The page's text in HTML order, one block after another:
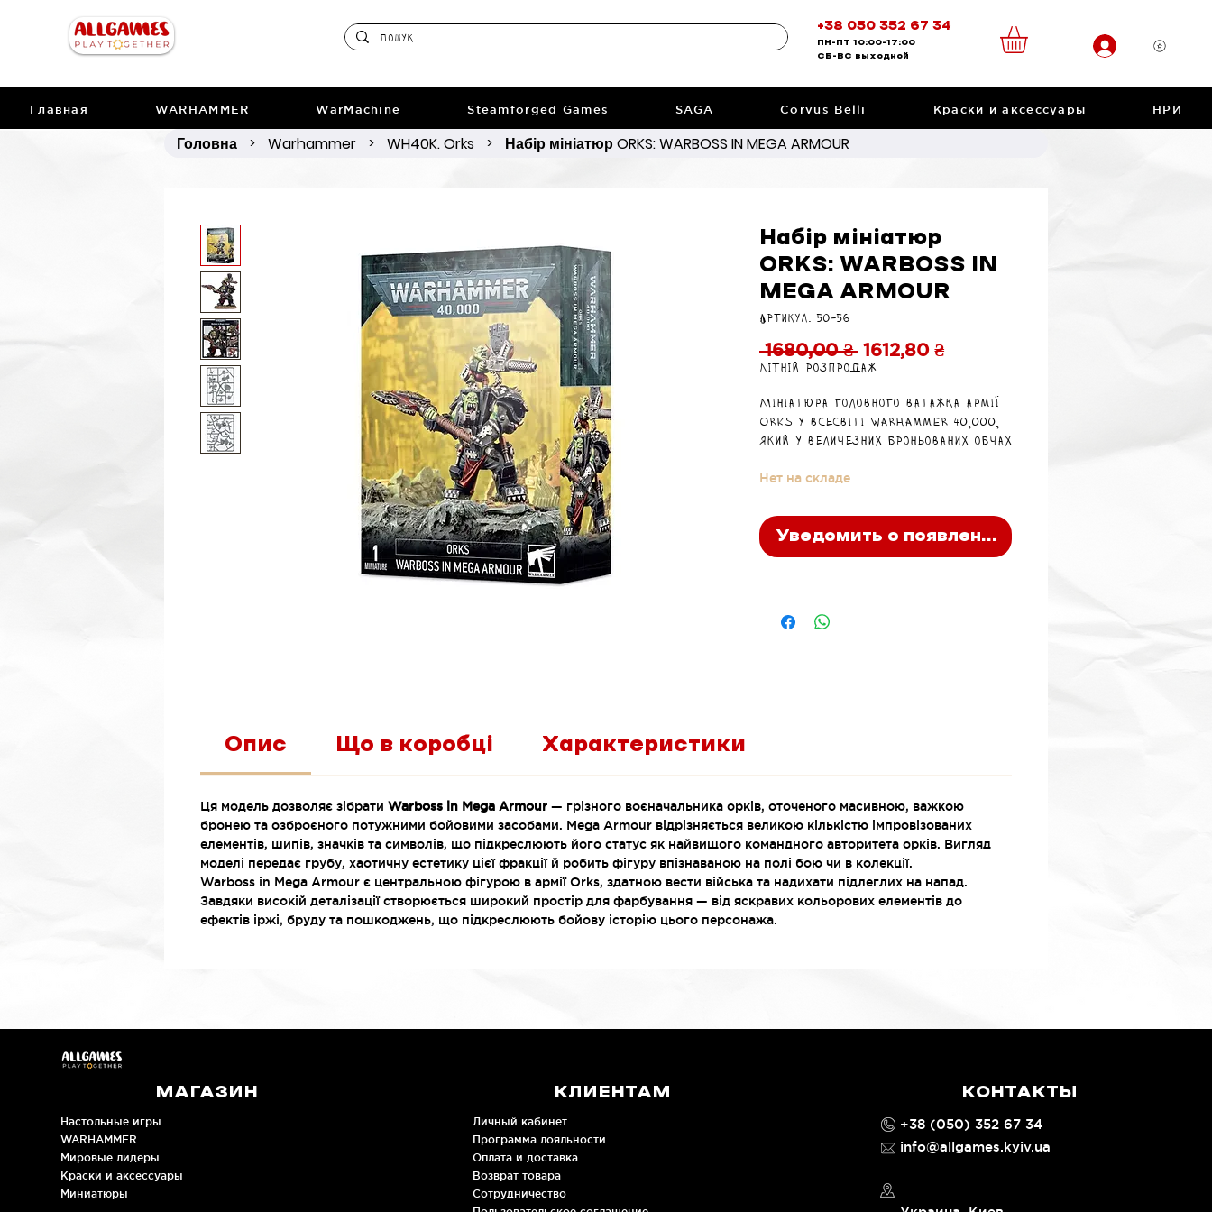
+38 050 352 67 34
ПН-ПТ 10:00-17:00
CБ-ВС выходной
Главная WARHAMMER WarMachine Steamforged Games SAGA Corvus Belli Краски и аксессуары НРИ
Головна > Warhammer > WH40K. Orks > Набір мініатюр ORKS: WARBOSS IN MEGA ARMOUR
Набір мініатюр
ORKS: WARBOSS IN
MEGA ARMOUR
Артикул: 50-56
1680,00 ₴ Обычная
цена
1612,80 ₴Спеццена
Літній розпродаж
Мініатюра головного ватажка армії
Orks у всесвіті Warhammer 40,000,
який у величезних броньованих обчах
для всіх орків.
Нет на складе
Уведомить о появлении
Опис Що в коробці Характеристики
Ця модель дозволяє зібрати Warboss in Mega Armour — грізного воєначальника орків, оточеного масивною, важкою
бронею та озброєного потужними бойовими засобами. Mega Armour відрізняється великою кількістю імпровізованих
елементів, шипів, значків та символів, що підкреслюють його статус як найвищого командного авторитета орків. Вигляд
моделі передає грубу, хаотичну естетику цієї фракції й робить фігуру впізнаваною на полі бою чи в колекції.
Warboss in Mega Armour є центральною фігурою в армії Orks, здатною вести війська та надихати підлеглих на напад.
Завдяки високій деталізації створюється широкий простір для фарбування — від яскравих кольорових елементів до
ефектів іржі, бруду та пошкоджень, що підкреслюють бойову історію цього персонажа.
МАГАЗИН
Настольные игры
WARHAMMER
Мировые лидеры
Краски и аксессуары
Миниатюры
КЛИЕНТАМ
Личный кабинет
Программа лояльности
Оплата и доставка
Возврат товара
Сотрудничество
КОНТАКТЫ
+38 (050) 352 67 34
info@allgames.kyiv.ua